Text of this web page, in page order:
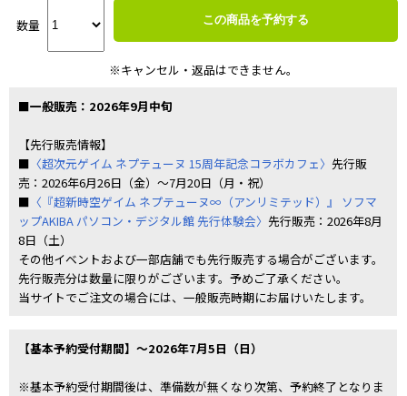
数量 この商品を予約する
※キャンセル・返品はできません。
■一般販売：2026年9月中旬
【先行販売情報】
■ 〈超次元ゲイム ネプテューヌ 15周年記念コラボカフェ〉 先行販
売：2026年6月26日（金）～7月20日（月・祝）
■ 〈『超新時空ゲイム ネプテューヌ∞（アンリミテッド）』 ソフマ
ップAKIBA パソコン・デジタル館 先行体験会〉 先行販売：2026年8月
8日（土）
その他イベントおよび一部店舗でも先行販売する場合がございます。
先行販売分は数量に限りがございます。予めご了承ください。
当サイトでご注文の場合には、一般販売時期にお届けいたします。
【基本予約受付期間】～2026年7月5日（日）
※基本予約受付期間後は、準備数が無くなり次第、予約終了となりま